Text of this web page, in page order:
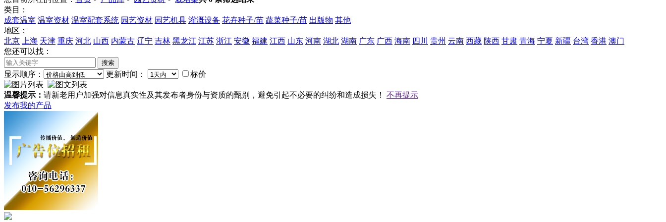
类目：
成套温室 温室资材 温室配套系统 园艺资材 园艺机具 灌溉设备 花卉种子/苗 蔬菜种子/苗 出版物 其他
地区：
北京
上海 天津 重庆 河北 山西 内蒙古 辽宁 吉林 黑龙江 江苏 浙江 安徽 福建 江西 山东 河南 湖北 湖南 广东 广西 海南 四川 贵州 云南 西藏 陕西 甘肃 青海 宁夏 新疆 台湾 香港 澳门
您还可以找：
显示顺序： 更新时间： 标价
温馨提示： 请新老用户加强对信息真实性及其发布者身份与资质的甄别，避免引起不必要的纠纷和造成损失！ 不再提示
发布我的产品